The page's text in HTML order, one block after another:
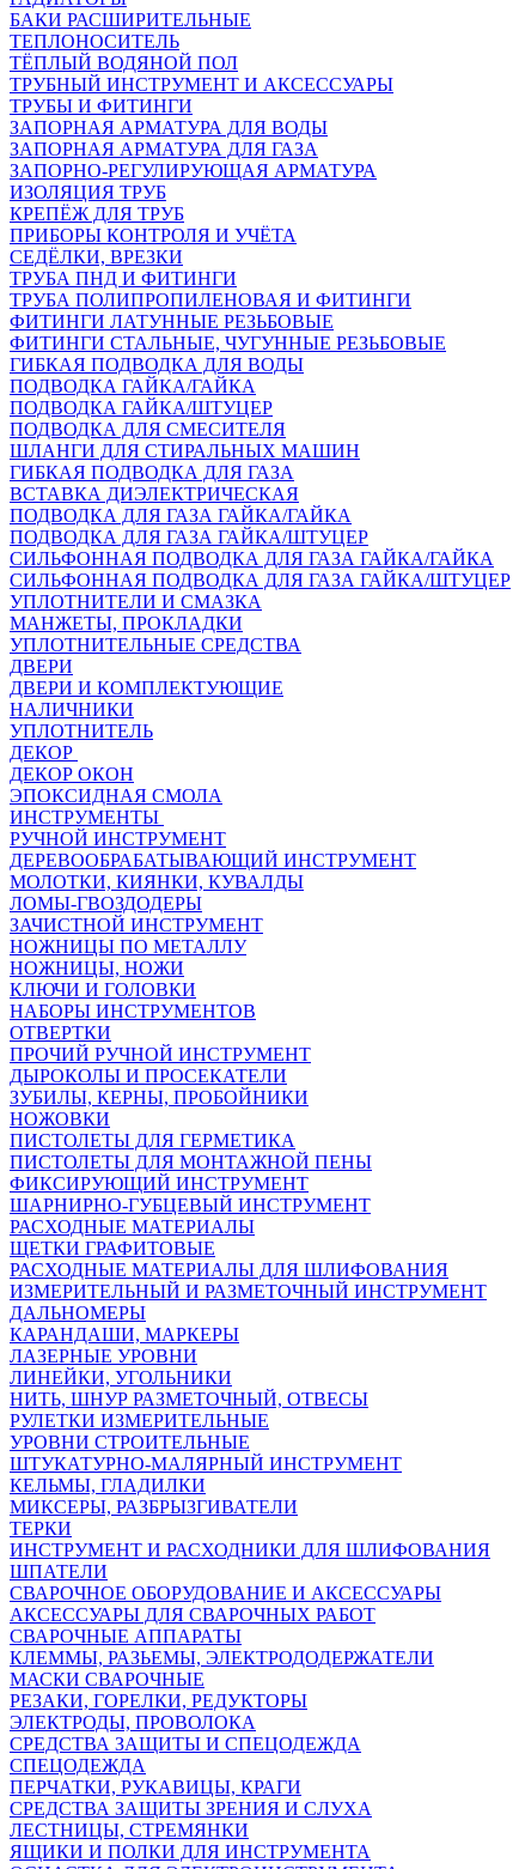
БАКИ РАСШИРИТЕЛЬНЫЕ
ТЕПЛОНОСИТЕЛЬ
ТЁПЛЫЙ ВОДЯНОЙ ПОЛ
ТРУБНЫЙ ИНСТРУМЕНТ И АКСЕССУАРЫ
ТРУБЫ И ФИТИНГИ
ЗАПОРНАЯ АРМАТУРА ДЛЯ ВОДЫ
ЗАПОРНАЯ АРМАТУРА ДЛЯ ГАЗА
ЗАПОРНО-РЕГУЛИРУЮЩАЯ АРМАТУРА
ИЗОЛЯЦИЯ ТРУБ
КРЕПЁЖ ДЛЯ ТРУБ
ПРИБОРЫ КОНТРОЛЯ И УЧЁТА
СЕДЁЛКИ, ВРЕЗКИ
ТРУБА ПНД И ФИТИНГИ
ТРУБА ПОЛИПРОПИЛЕНОВАЯ И ФИТИНГИ
ФИТИНГИ ЛАТУННЫЕ РЕЗЬБОВЫЕ
ФИТИНГИ СТАЛЬНЫЕ, ЧУГУННЫЕ РЕЗЬБОВЫЕ
ГИБКАЯ ПОДВОДКА ДЛЯ ВОДЫ
ПОДВОДКА ГАЙКА/ГАЙКА
ПОДВОДКА ГАЙКА/ШТУЦЕР
ПОДВОДКА ДЛЯ СМЕСИТЕЛЯ
ШЛАНГИ ДЛЯ СТИРАЛЬНЫХ МАШИН
ГИБКАЯ ПОДВОДКА ДЛЯ ГАЗА
ВСТАВКА ДИЭЛЕКТРИЧЕСКАЯ
ПОДВОДКА ДЛЯ ГАЗА ГАЙКА/ГАЙКА
ПОДВОДКА ДЛЯ ГАЗА ГАЙКА/ШТУЦЕР
СИЛЬФОННАЯ ПОДВОДКА ДЛЯ ГАЗА ГАЙКА/ГАЙКА
СИЛЬФОННАЯ ПОДВОДКА ДЛЯ ГАЗА ГАЙКА/ШТУЦЕР
УПЛОТНИТЕЛИ И СМАЗКА
МАНЖЕТЫ, ПРОКЛАДКИ
УПЛОТНИТЕЛЬНЫЕ СРЕДСТВА
ДВЕРИ
ДВЕРИ И КОМПЛЕКТУЮЩИЕ
НАЛИЧНИКИ
УПЛОТНИТЕЛЬ
ДЕКОР
ДЕКОР ОКОН
ЭПОКСИДНАЯ СМОЛА
ИНСТРУМЕНТЫ
РУЧНОЙ ИНСТРУМЕНТ
ДЕРЕВООБРАБАТЫВАЮЩИЙ ИНСТРУМЕНТ
МОЛОТКИ, КИЯНКИ, КУВАЛДЫ
ЛОМЫ-ГВОЗДОДЕРЫ
ЗАЧИСТНОЙ ИНСТРУМЕНТ
НОЖНИЦЫ ПО МЕТАЛЛУ
НОЖНИЦЫ, НОЖИ
КЛЮЧИ И ГОЛОВКИ
НАБОРЫ ИНСТРУМЕНТОВ
ОТВЕРТКИ
ПРОЧИЙ РУЧНОЙ ИНСТРУМЕНТ
ДЫРОКОЛЫ И ПРОСЕКАТЕЛИ
ЗУБИЛЫ, КЕРНЫ, ПРОБОЙНИКИ
НОЖОВКИ
ПИСТОЛЕТЫ ДЛЯ ГЕРМЕТИКА
ПИСТОЛЕТЫ ДЛЯ МОНТАЖНОЙ ПЕНЫ
ФИКСИРУЮЩИЙ ИНСТРУМЕНТ
ШАРНИРНО-ГУБЦЕВЫЙ ИНСТРУМЕНТ
РАСХОДНЫЕ МАТЕРИАЛЫ
ЩЕТКИ ГРАФИТОВЫЕ
РАСХОДНЫЕ МАТЕРИАЛЫ ДЛЯ ШЛИФОВАНИЯ
ИЗМЕРИТЕЛЬНЫЙ И РАЗМЕТОЧНЫЙ ИНСТРУМЕНТ
ДАЛЬНОМЕРЫ
КАРАНДАШИ, МАРКЕРЫ
ЛАЗЕРНЫЕ УРОВНИ
ЛИНЕЙКИ, УГОЛЬНИКИ
НИТЬ, ШНУР РАЗМЕТОЧНЫЙ, ОТВЕСЫ
РУЛЕТКИ ИЗМЕРИТЕЛЬНЫЕ
УРОВНИ СТРОИТЕЛЬНЫЕ
ШТУКАТУРНО-МАЛЯРНЫЙ ИНСТРУМЕНТ
КЕЛЬМЫ, ГЛАДИЛКИ
МИКСЕРЫ, РАЗБРЫЗГИВАТЕЛИ
ТЕРКИ
ИНСТРУМЕНТ И РАСХОДНИКИ ДЛЯ ШЛИФОВАНИЯ
ШПАТЕЛИ
СВАРОЧНОЕ ОБОРУДОВАНИЕ И АКСЕССУАРЫ
АКСЕССУАРЫ ДЛЯ СВАРОЧНЫХ РАБОТ
СВАРОЧНЫЕ АППАРАТЫ
КЛЕММЫ, РАЗЬЕМЫ, ЭЛЕКТРОДОДЕРЖАТЕЛИ
МАСКИ СВАРОЧНЫЕ
РЕЗАКИ, ГОРЕЛКИ, РЕДУКТОРЫ
ЭЛЕКТРОДЫ, ПРОВОЛОКА
СРЕДСТВА ЗАЩИТЫ И СПЕЦОДЕЖДА
СПЕЦОДЕЖДА
ПЕРЧАТКИ, РУКАВИЦЫ, КРАГИ
СРЕДСТВА ЗАЩИТЫ ЗРЕНИЯ И СЛУХА
ЛЕСТНИЦЫ, СТРЕМЯНКИ
ЯЩИКИ И ПОЛКИ ДЛЯ ИНСТРУМЕНТА